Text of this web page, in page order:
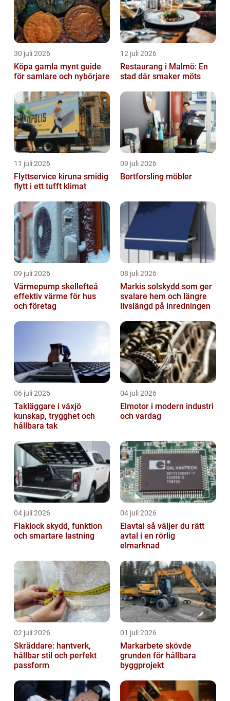
30 juli 2026
Köpa gamla mynt guide
för samlare och nybörjare
12 juli 2026
Restaurang i Malmö: En
stad där smaker möts
11 juli 2026
Flyttservice kiruna smidig
flytt i ett tufft klimat
09 juli 2026
Bortforsling möbler
09 juli 2026
Värmepump skellefteå
effektiv värme för hus
och företag
08 juli 2026
Markis solskydd som ger
svalare hem och längre
livslängd på inredningen
06 juli 2026
Takläggare i växjö
kunskap, trygghet och
hållbara tak
04 juli 2026
Elmotor i modern industri
och vardag
04 juli 2026
Flaklock skydd, funktion
och smartare lastning
04 juli 2026
Elavtal så väljer du rätt
avtal i en rörlig
elmarknad
02 juli 2026
Skräddare: hantverk,
hållbar stil och perfekt
passform
01 juli 2026
Markarbete skövde
grunden för hållbara
byggprojekt